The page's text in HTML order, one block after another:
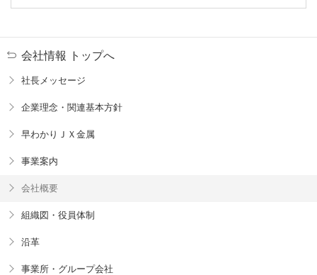
会社情報 トップへ
社長メッセージ
企業理念・関連基本方針
早わかりＪＸ金属
事業案内
会社概要
組織図・役員体制
沿革
事業所・グループ会社